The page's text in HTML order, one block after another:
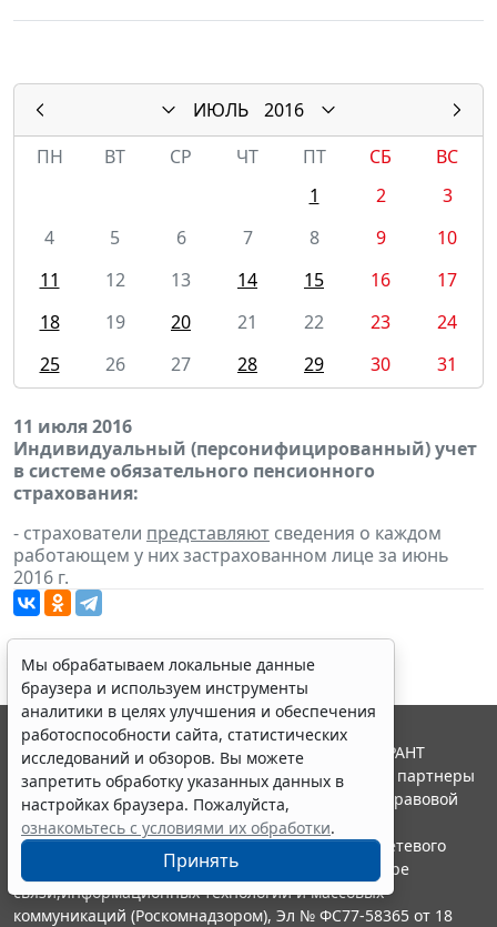
ИЮЛЬ
2016
ПН
ВТ СР ЧТ ПТ СБ
ВС
1
2
3
4
5 6 7 8 9
10
11
12 13 14 15 16
17
18
19 20 21 22 23
24
25
26 27 28 29 30 31
11 июля 2016
Индивидуальный (персонифицированный) учет
в системе обязательного пенсионного
страхования:
- страхователи представляют сведения о каждом
работающем у них застрахованном лице за июнь
2016 г.
Мы обрабатываем локальные данные
браузера и используем инструменты
аналитики в целях улучшения и обеспечения
работоспособности сайта, статистических
исследований и обзоров. Вы можете
запретить обработку указанных данных в
настройках браузера. Пожалуйста,
ознакомьтесь с условиями их обработки.
Принять
© ООО "НПП "ГАРАНТ-СЕРВИС", 2026. Система ГАРАНТ
выпускается с 1990 года. Компания "Гарант" и ее партнеры
являются участниками Российской ассоциации правовой
информации ГАРАНТ.
Портал ГАРАНТ.РУ зарегистрирован в качестве сетевого
издания Федеральной службой по надзору в сфере
связи,информационных технологий и массовых
коммуникаций (Роскомнадзором), Эл № ФС77-58365 от 18